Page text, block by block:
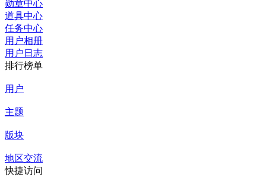
勋章中心
道具中心
任务中心
用户相册
用户日志
排行榜单
用户
主题
版块
地区交流
快捷访问